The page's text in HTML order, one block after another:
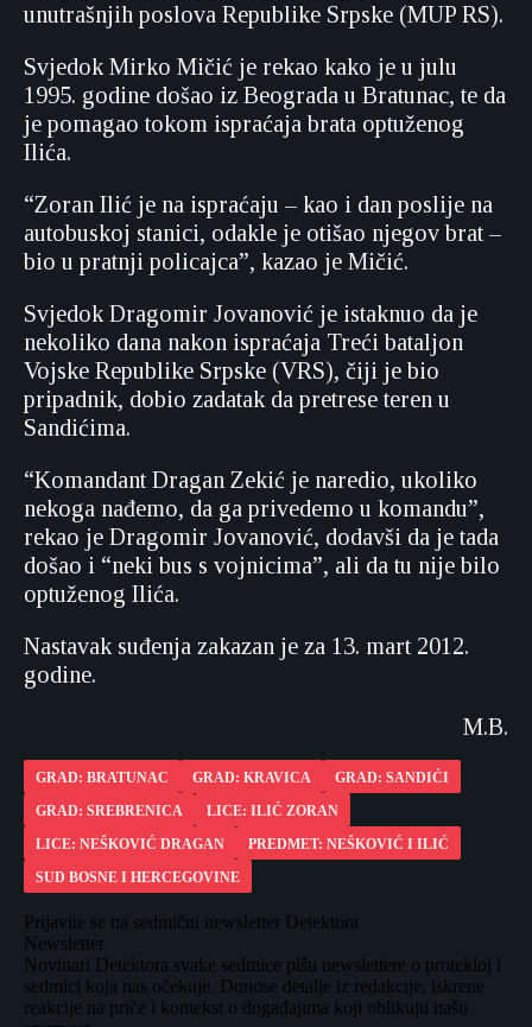
unutrašnjih poslova Republike Srpske (MUP RS).
Svjedok Mirko Mičić je rekao kako je u julu
1995. godine došao iz Beograda u Bratunac, te da
je pomagao tokom ispraćaja brata optuženog
Ilića.
“Zoran Ilić je na ispraćaju – kao i dan poslije na
autobuskoj stanici, odakle je otišao njegov brat –
bio u pratnji policajca”, kazao je Mičić.
Svjedok Dragomir Jovanović je istaknuo da je
nekoliko dana nakon ispraćaja Treći bataljon
Vojske Republike Srpske (VRS), čiji je bio
pripadnik, dobio zadatak da pretrese teren u
Sandićima.
“Komandant Dragan Zekić je naredio, ukoliko
nekoga nađemo, da ga privedemo u komandu”,
rekao je Dragomir Jovanović, dodavši da je tada
došao i “neki bus s vojnicima”, ali da tu nije bilo
optuženog Ilića.
Nastavak suđenja zakazan je za 13. mart 2012.
godine.
M.B.
GRAD: BRATUNAC GRAD: KRAVICA
GRAD: SANDIĆI
GRAD: SREBRENICA
LICE: ILIĆ ZORAN
LICE: NEŠKOVIĆ DRAGAN
PREDMET: NEŠKOVIĆ I ILIĆ
SUD BOSNE I HERCEGOVINE
Prijavite se na sedmični newsletter Detektora
Newsletter
Novinari Detektora svake sedmice pišu newslettere o protekloj i
sedmici koja nas očekuje. Donose detalje iz redakcije, iskrene
reakcije na priče i kontekst o događajima koji oblikuju našu